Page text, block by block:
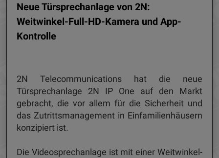
Neue Türsprechanlage von 2N:
Weitwinkel-Full-HD-Kamera und App-
Kontrolle
2N Telecommunications hat die neue
Türsprechanlage 2N IP One auf den Markt
gebracht, die vor allem für die Sicherheit und
das Zutrittsmanagement in Einfamilienhäusern
konzipiert ist.
Die Videosprechanlage ist mit einer Weitwinkel-
Impressum Datenschutz